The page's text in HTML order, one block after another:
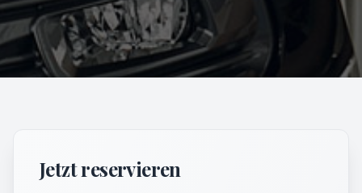
Jetzt reservieren